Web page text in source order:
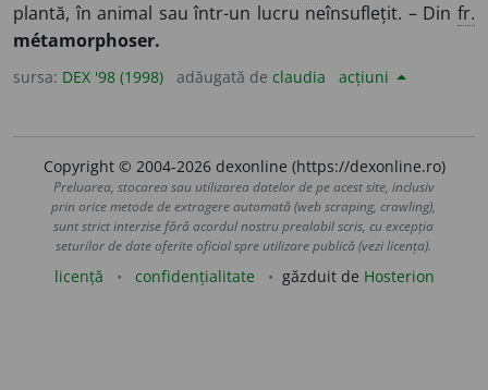
plantă, în animal sau într-un lucru neînsuflețit. – Din fr.
métamorphoser.
sursa: DEX '98 (1998) adăugată de claudia acțiuni
Copyright © 2004-2026 dexonline (https://dexonline.ro)
Preluarea, stocarea sau utilizarea datelor de pe acest site, inclusiv
prin orice metode de extragere automată (web scraping, crawling),
sunt strict interzise fără acordul nostru prealabil scris, cu excepția
seturilor de date oferite oficial spre utilizare publică (vezi licența).
licență confidențialitate găzduit de Hosterion